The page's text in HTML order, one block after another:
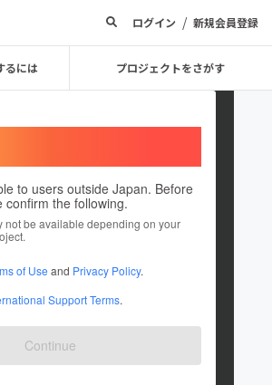
ログイン / 新規会員登録
るには プロジェクトをさがす
to users outside Japan. Before
confirm the following.
not be available depending on your
of Use and Privacy Policy.
Support Terms.
Continue
satouyuuichi